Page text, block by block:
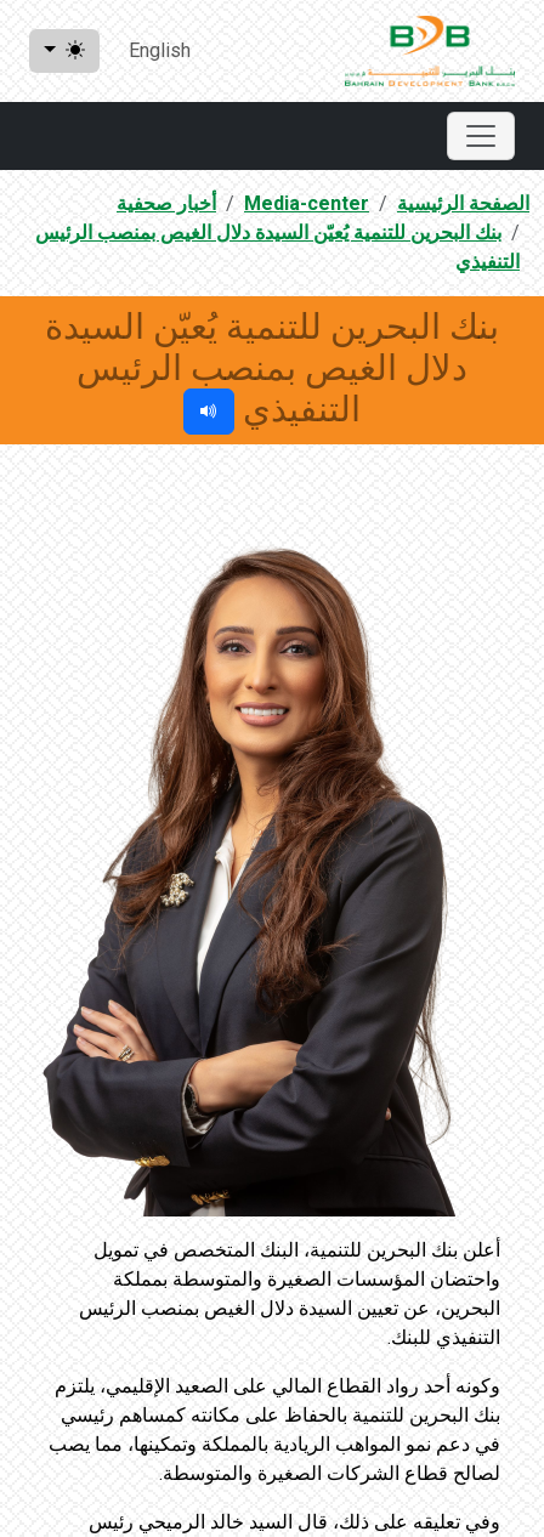
English
الصفحة الرئيسية Media-center
أخبار صحفية
بنك البحرين للتنمية يُعيّن السيدة دلال الغيص بمنصب الرئيس
التنفيذي
بنك البحرين للتنمية يُعيّن السيدة
دلال الغيص بمنصب الرئيس
التنفيذي
أعلن بنك البحرين للتنمية، البنك المتخصص في تمويل
واحتضان المؤسسات الصغيرة والمتوسطة بمملكة
البحرين، عن تعيين السيدة دلال الغيص بمنصب الرئيس
التنفيذي للبنك.
وكونه أحد رواد القطاع المالي على الصعيد الإقليمي، يلتزم
بنك البحرين للتنمية بالحفاظ على مكانته كمساهم رئيسي
في دعم نمو المواهب الريادية بالمملكة وتمكينها، مما يصب
لصالح قطاع الشركات الصغيرة والمتوسطة.
وفي تعليقه على ذلك، قال السيد خالد الرميحي رئيس